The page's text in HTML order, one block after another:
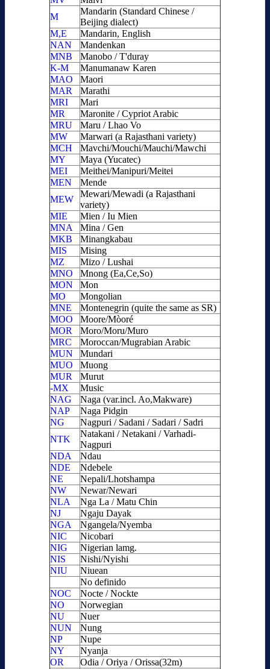
M
Mandarin (Standard Chinese /
Beijing dialect)
M,E
Mandarin, English
NAN
Mandenkan
MNB
Manobo / T'duray
K-M
Manumanaw Karen
MAO
Maori
MAR
Marathi
MRI
Mari
MR
Maronite / Cypriot Arabic
MRU
Maru / Lhao Vo
MW
Marwari (a Rajasthani variety)
MCH
Mavchi/Mouchi/Mauchi/Mawchi
MY
Maya (Yucatec)
MEI
Meithei/Manipuri/Meitei
MEN
Mende
MEW
Mewari/Mewadi (a Rajasthani
variety)
MIE
Mien / Iu Mien
MNA
Mina / Gen
MKB
Minangkabau
MIS
Mising
MZ
Mizo / Lushai
MNO
Mnong (Ea,Ce,So)
MON
Mon
MO
Mongolian
MNE
Montenegrin (quite the same as SR)
MOO
Moore/Mòoré
MOR
Moro/Moru/Muro
MRC
Moroccan/Mugrabian Arabic
MUN
Mundari
MUO
Muong
MUR
Murut
-MX
Music
NAG
Naga (var.incl. Ao,Makware)
NAP
Naga Pidgin
NG
Nagpuri / Sadani / Sadari / Sadri
NTK
Natakani / Netakani / Varhadi-
Nagpuri
NDA
Ndau
NDE
Ndebele
NE
Nepali/Lhotshampa
NW
Newar/Newari
NLA
Nga La / Matu Chin
NJ
Ngaju Dayak
NGA
Ngangela/Nyemba
NIC
Nicobari
NIG
Nigerian lamg.
NIS
Nishi/Nyishi
NIU
Niuean
No definido
NOC
Nocte / Nockte
NO
Norwegian
NU
Nuer
NUN
Nung
NP
Nupe
NY
Nyanja
OR
Odia / Oriya / Orissa(32m)